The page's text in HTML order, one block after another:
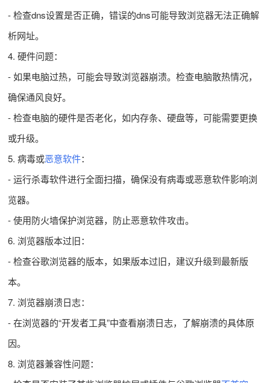
- 检查dns设置是否正确，错误的dns可能导致浏览器无法正确解
析网址。
4. 硬件问题：
- 如果电脑过热，可能会导致浏览器崩溃。检查电脑散热情况，
确保通风良好。
- 检查电脑的硬件是否老化，如内存条、硬盘等，可能需要更换
或升级。
5. 病毒或恶意软件：
- 运行杀毒软件进行全面扫描，确保没有病毒或恶意软件影响浏
览器。
- 使用防火墙保护浏览器，防止恶意软件攻击。
6. 浏览器版本过旧：
- 检查谷歌浏览器的版本，如果版本过旧，建议升级到最新版
本。
7. 浏览器崩溃日志：
- 在浏览器的“开发者工具”中查看崩溃日志，了解崩溃的具体原
因。
8. 浏览器兼容性问题：